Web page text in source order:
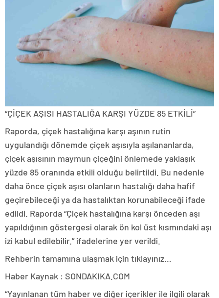
“ÇİÇEK AŞISI HASTALIĞA KARŞI YÜZDE 85 ETKİLİ”
Raporda, çiçek hastalığına karşı aşının rutin
uygulandığı dönemde çiçek aşısıyla aşılananlarda,
çiçek aşısının maymun çiçeğini önlemede yaklaşık
yüzde 85 oranında etkili olduğu belirtildi. Bu nedenle
daha önce çiçek aşısı olanların hastalığı daha hafif
geçirebileceği ya da hastalıktan korunabileceği ifade
edildi. Raporda “Çiçek hastalığına karşı önceden aşı
yapıldığının göstergesi olarak ön kol üst kısmındaki aşı
izi kabul edilebilir.” ifadelerine yer verildi.
Rehberin tamamına ulaşmak için tıklayınız…
Haber Kaynak : SONDAKIKA.COM
“Yayınlanan tüm haber ve diğer içerikler ile ilgili olarak